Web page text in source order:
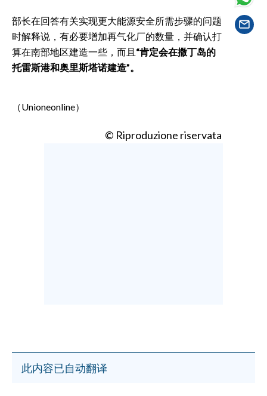
FOTO
VIDEO
ABBONATI
部长在回答有关实现更大能源安全所需步骤的问题
时解释说，有必要增加再气化厂的数量，并确认打
算在南部地区建造一些，而且 “肯定会在撒丁岛的
托雷斯港和奥里斯塔诺建造”。
（Unioneonline）
© Riproduzione riservata
此内容已自动翻译